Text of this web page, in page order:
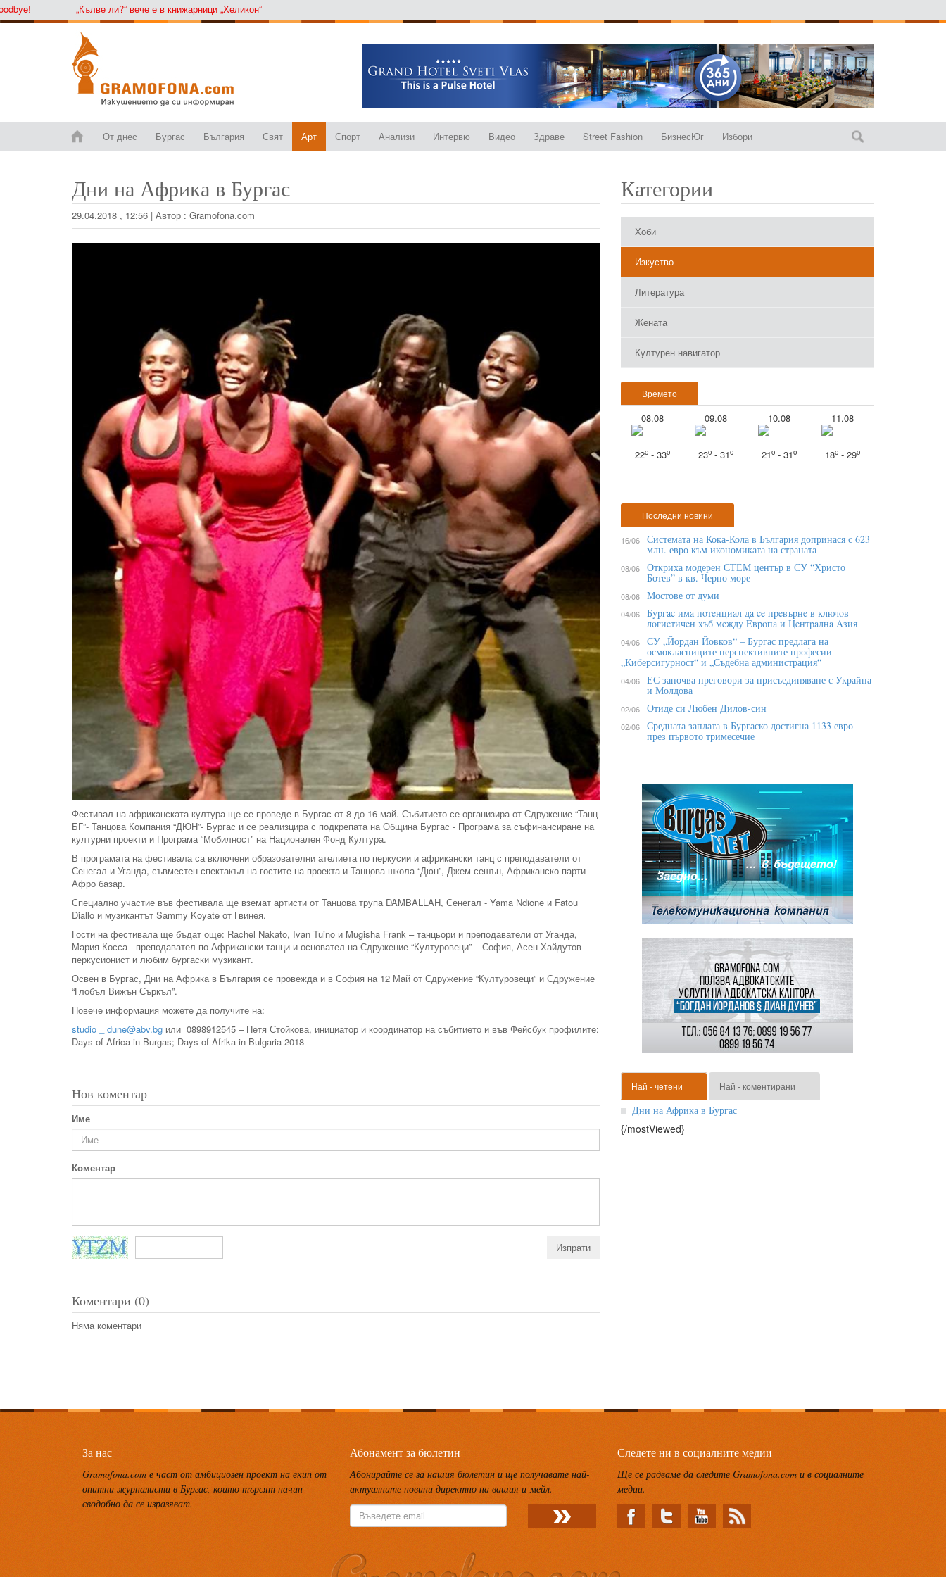
„Кълве ли?“ вече е в книжарници „Хеликон“
От днес Бургас България Свят Арт Спорт Анализи Интервю Видео Здраве Street Fashion БизнесЮг Избори
Дни на Африка в Бургас
29.04.2018 , 12:56 | Автор : Gramofona.com
Фестивал на африканската култура ще се проведе в Бургас от 8 до 16 май. Събитието се организира от Сдружение “Танц
БГ”- Танцова Компания “ДЮН”- Бургас и се реализцира с подкрепата на Община Бургас - Програма за съфинансиране на
културни проекти и Програма “Мобилност” на Национален Фонд Култура.
В програмата на фестивала са включени образователни ателиета по перкусии и африкански танц с преподаватели от
Сенегал и Уганда, съвместен спектакъл на гостите на проекта и Танцова школа “Дюн”, Джем сешън, Африканско парти
Афро базар.
Специално участие във фестивала ще вземат артисти от Танцова трупа DAMBALLAH, Сенегал - Yama Ndione и Fatou
Diallo и музикантът Sammy Koyate от Гвинея.
Гости на фестивала ще бъдат още: Rachel Nakato, Ivan Tuino и Mugisha Frank – танцьори и преподаватели от Уганда,
Мария Косса - преподавател по Африкански танци и основател на Сдружение “Културовеци” – София, Асен Хайдутов –
перкусионист и любим бургаски музикант.
Освен в Бургас, Дни на Африка в България се провежда и в София на 12 Май от Сдружение “Културовеци” и Сдружение
“Глобъл Вижън Съркъл”.
Повече информация можете да получите на:
studio _ dune@abv.bg или 0898912545 – Петя Стойкова, инициатор и координатор на събитието и във Фейсбук профилите:
Days of Africa in Burgas; Days of Afrika in Bulgaria 2018
Нов коментар
Име
Коментар
Коментари (0)
Няма коментари
Категории
Хоби
Изкуство
Литература
Жената
Културен навигатор
Времето
08.08
22o - 33o
09.08
23o - 31o
10.08
21o - 31o
11.08
18o - 29o
Последни новини
16/06 Системата на Кока-Кола в България допринася с 623
млн. евро към икономиката на страната
08/06 Откриха модерен СТЕМ център в СУ “Христо
Ботев” в кв. Черно море
08/06 Мостове от думи
04/06 Бypгac имa пoтeнциaл дa ce пpeвъpнe в ĸлючoв
лoгиcтичeн xъб мeждy Eвpoпa и Цeнтpaлнa Aзия
04/06 СУ „Йордан Йовков“ – Бургас предлага на
осмокласниците перспективните професии
„Киберсигурност“ и „Съдебна администрация“
04/06 ЕС започва преговори за присъединяване с Украйна
и Молдова
02/06 Отиде си Любен Дилов-син
02/06 Средната заплата в Бургаско достигна 1133 евро
през първото тримесечие
Най - четени Най - коментирани
Дни на Африка в Бургас
{/mostViewed}
За нас
Gramofona.com е част от амбициозен проект на екип от
опитни журналисти в Бургас, които търсят начин
сводобно да се изразяват.
Абонамент за бюлетин
Абонирайте се за нашия бюлетин и ще получавате най-
актуалните новини директно на вашия и-мейл.
Следете ни в социалните медии
Ще се радваме да следите Gramofona.com и в социалните
медии.